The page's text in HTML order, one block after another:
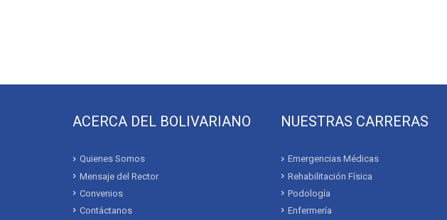
ACERCA DEL BOLIVARIANO
Quienes Somos
Mensaje del Rector
Convenios
Contáctanos
NUESTRAS CARRERAS
Emergencias Médicas
Rehabilitación Física
Podología
Enfermería